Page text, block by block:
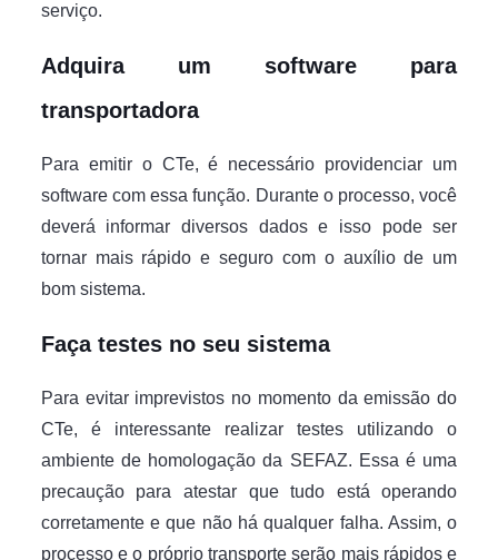
serviço.
Adquira um software para
transportadora
Para emitir o CTe, é necessário providenciar um
software com essa função. Durante o processo, você
deverá informar diversos dados e isso pode ser
tornar mais rápido e seguro com o auxílio de um
bom sistema.
Faça testes no seu sistema
Para evitar imprevistos no momento da emissão do
CTe, é interessante realizar testes utilizando o
ambiente de homologação da SEFAZ. Essa é uma
precaução para atestar que tudo está operando
corretamente e que não há qualquer falha. Assim, o
processo e o próprio transporte serão mais rápidos e